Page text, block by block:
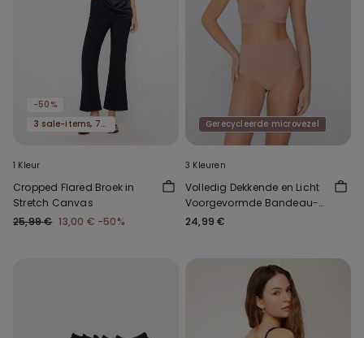
-50%
3 sale-items, 70% korting
1 Kleur
Cropped Flared Broek in
Stretch Canvas
25,99 € 13,00 € -50%
Gerecycleerde microvezel
3 Kleuren
Volledig Dekkende en Licht
Voorgevormde Bandeau-
BH van Gerecyclede
24,99 €